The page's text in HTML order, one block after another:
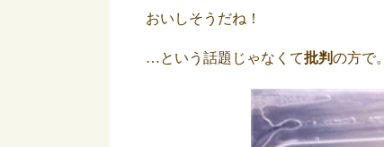
おいしそうだね！
…という話題じゃなくて批判の方で。